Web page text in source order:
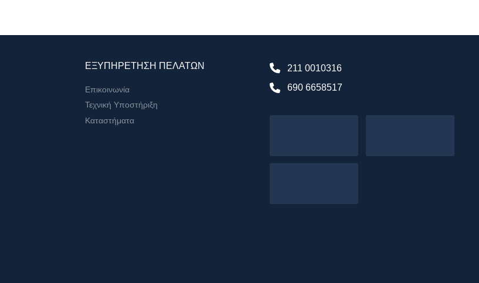
ΕΞΥΠΗΡΕΤΗΣΗ ΠΕΛΑΤΩΝ
Επικοινωνία
Τεχνική Υποστήριξη
Καταστήματα
211 0010316
690 6658517